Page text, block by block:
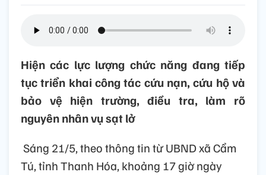
Hiện các lực lượng chức năng đang tiếp
tục triển khai công tác cứu nạn, cứu hộ và
bảo vệ hiện trường, điều tra, làm rõ
nguyên nhân vụ sạt lở
Sáng 21/5, theo thông tin từ UBND xã Cẩm
Tú, tỉnh Thanh Hóa, khoảng 17 giờ ngày